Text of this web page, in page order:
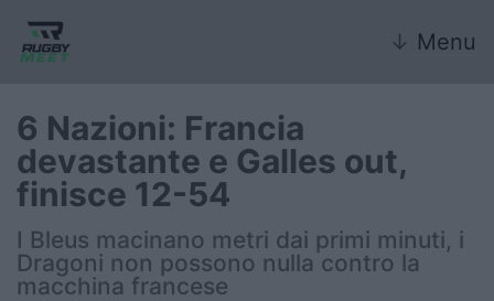
↓ Menu
Nazionale
Nazionali giovanili
Rugby Sevens
6 Nazioni: Francia
devastante e Galles out,
finisce 12-54
I Bleus macinano metri dai primi minuti, i
Dragoni non possono nulla contro la
macchina francese